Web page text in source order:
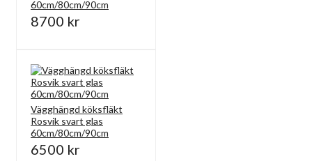
60cm/80cm/90cm
8700 kr
Vägghängd köksfläkt
Rosvik svart glas
60cm/80cm/90cm
6500 kr